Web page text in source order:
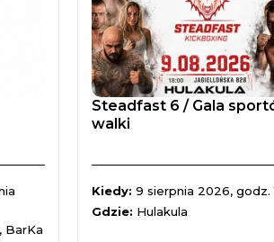
BarKa
Steadfast 6 / Gala
walki
Kiedy: 9 sierpnia 2026, godz.
Gdzie: Hulakula